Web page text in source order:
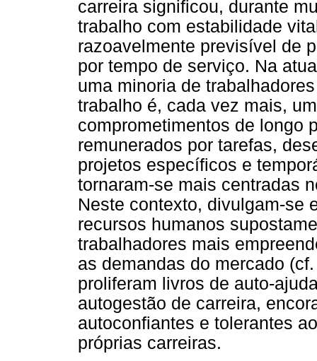
carreira significou, durante
trabalho com estabilidade
razoavelmente previsível de
por tempo de serviço. Na
uma minoria de
trabalho é, cada vez mais,
comprometimentos de longo
remunerados por tarefas,
projetos específicos e
tornaram-se mais centradas
Neste contexto, divulgam-se
recursos humanos
trabalhadores mais
as demandas do mercado
proliferam livros de auto-
autogestão de carreira,
autoconfiantes e tolerantes
próprias carreiras.